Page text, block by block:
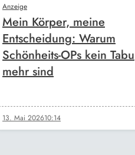
Anzeige
Mein Körper, meine
Entscheidung: Warum
Schönheits-OPs kein Tabu
mehr sind
13. Mai 202610:14